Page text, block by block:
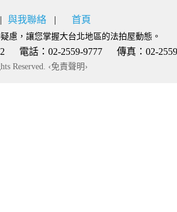
與我聯絡 首頁
慮，讓您掌握大台北地區的法拍屋動態。
電話：02-2559-9777 傳真：02-
Reserved. ‹免責聲明›